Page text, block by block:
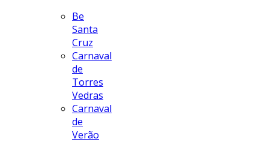
Be
Santa
Cruz
Carnaval
de
Torres
Vedras
Carnaval
de
Verão